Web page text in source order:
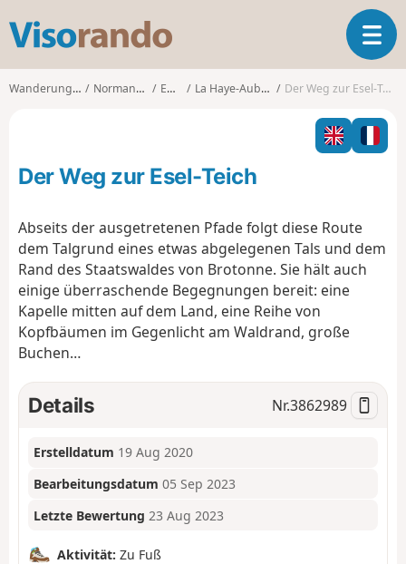
s
o
T
o
g
l
n
a
Wanderungen Normandie Eure La Haye-Aubrée Der Weg zur Esel-Teich
Der Weg zur Esel-Teich
Abseits der ausgetretenen Pfade folgt diese Route
dem Talgrund eines etwas abgelegenen Tals und dem
Rand des Staatswaldes von Brotonne. Sie hält auch
einige überraschende Begegnungen bereit: eine
Kapelle mitten auf dem Land, eine Reihe von
Kopfbäumen im Gegenlicht am Waldrand, große
Buchen…
Details Nr.3862989
Erstelldatum 19 Aug 2020
Bearbeitungsdatum 05 Sep 2023
Letzte Bewertung 23 Aug 2023
Aktivität: Zu Fuß